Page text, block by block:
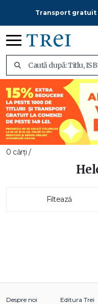
Transport gratuit
0 cărți /
Filtează
Despre noi
Editura Trei